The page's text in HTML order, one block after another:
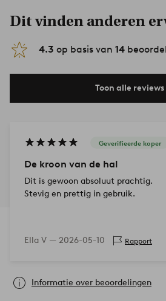
Dit vinden anderen
4.3 op basis van 14
Toon alle reviews
Geverifieerde koper
De kroon van de hal
Dit is gewoon absoluut prachtig.
Stevig en prettig in gebruik.
Ella V — 2026-05-10 Rapport
Informatie over beoordelingen